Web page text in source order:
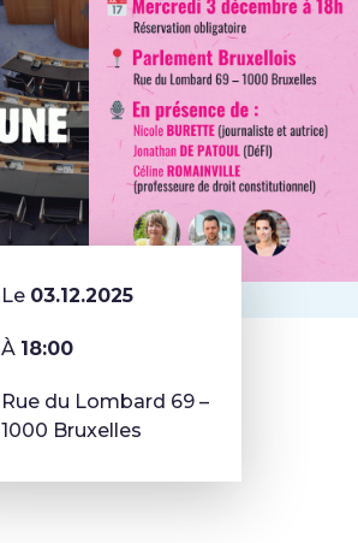
Le 03.12.2025
À 18:00
Rue du Lombard 69 –
1000 Bruxelles